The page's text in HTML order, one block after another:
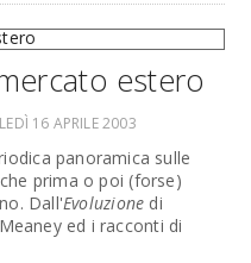
estero
16 APRILE 2003
panoramica sulle
prima o poi (forse)
Dall'Evoluzione di
ed i racconti di